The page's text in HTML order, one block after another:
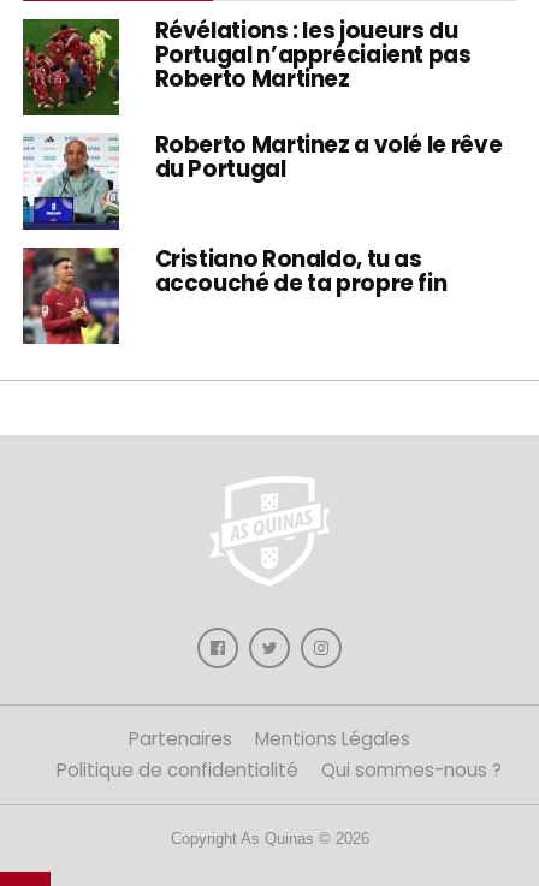
Révélations : les joueurs du
Portugal n’appréciaient pas
Roberto Martinez
Roberto Martinez a volé le rêve
du Portugal
Cristiano Ronaldo, tu as
accouché de ta propre fin
Partenaires
Mentions Légales
Politique de confidentialité
Qui sommes-nous ?
Copyright As Quinas © 2026